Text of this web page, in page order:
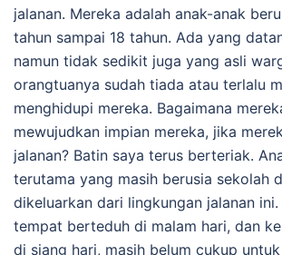
jalanan. Mereka adalah anak-anak
tahun sampai 18 tahun. Ada yang
namun tidak sedikit juga yang asli
orangtuanya sudah tiada atau terlalu
menghidupi mereka. Bagaimana
mewujudkan impian mereka, jika
jalanan? Batin saya terus berteriak.
terutama yang masih berusia sekolah
dikeluarkan dari lingkungan jalanan
tempat berteduh di malam hari, dan
di siang hari, masih belum cukup